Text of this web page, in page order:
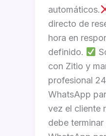
automáticos.
directo de
hora en
definido.
con Zitio y
profesional
WhatsApp
vez el cliente
debe